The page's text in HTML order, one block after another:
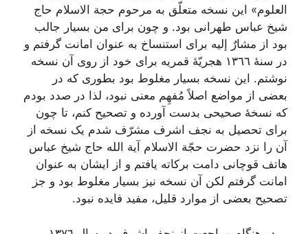
العلوم» این نسخه متعلّق به مرحوم حجة الاسلام حاج
شیخ عباس طهرانى بود. و چون براى من بسیار جالب
بود از مشارٌ إلیه براى استنساخ به عنوان امانت گرفتم و
در سنۀ ١٣٦٦ هجریّۀ قمریه براى خود از روى آن نسخه
نوشتم. این نسخه بسیار مغلوط بود بطورى که در
بعضى از مواضع اصلاً مُفهِم معنى نبود، لذا در صدد بودم
که نسخۀ صحیحى بدست آورده و تصحیح کنم، تا چون
براى تحصیل به نجف اشرف مشرّف شدم یک نسخه از
آن را نزد حضرت حجّة الاسلام آیة الله حاج شیخ عباس
هاتف قوچانى دامت برکاته یافتم و از ایشان به عنوان
امانت‌ گرفتم لکن آن نسخه نیز بسیار مغلوط بود و جز
تصحیح بعضى از موارد قلیل، مفید فایده نبود.